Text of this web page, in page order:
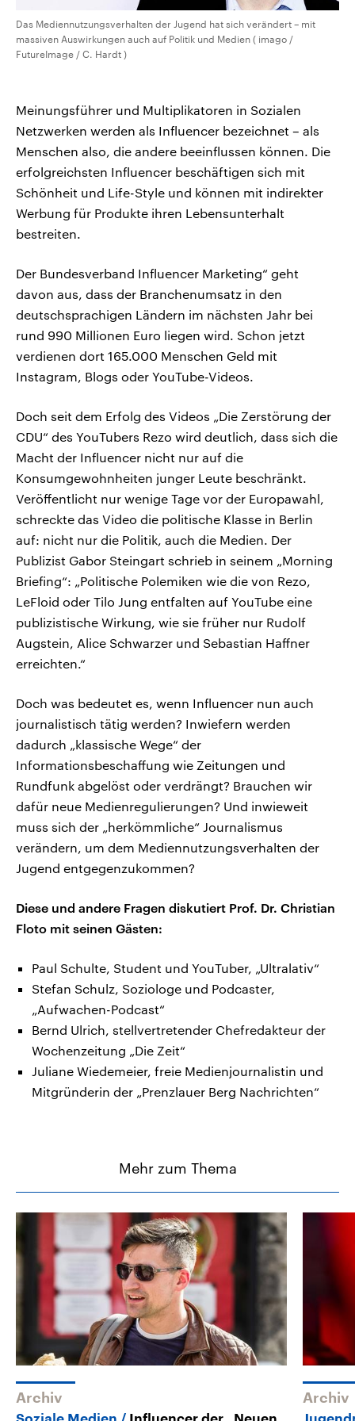
Das Mediennutzungsverhalten der Jugend hat sich verändert – mit
massiven Auswirkungen auch auf Politik und Medien ( imago /
FutureImage / C. Hardt )
Meinungsführer und Multiplikatoren in Sozialen
Netzwerken werden als Influencer bezeichnet – als
Menschen also, die andere beeinflussen können. Die
erfolgreichsten Influencer beschäftigen sich mit
Schönheit und Life-Style und können mit indirekter
Werbung für Produkte ihren Lebensunterhalt
bestreiten.
Der Bundesverband Influencer Marketing“ geht
davon aus, dass der Branchenumsatz in den
deutschsprachigen Ländern im nächsten Jahr bei
rund 990 Millionen Euro liegen wird. Schon jetzt
verdienen dort 165.000 Menschen Geld mit
Instagram, Blogs oder YouTube-Videos.
Doch seit dem Erfolg des Videos „Die Zerstörung der
CDU“ des YouTubers Rezo wird deutlich, dass sich die
Macht der Influencer nicht nur auf die
Konsumgewohnheiten junger Leute beschränkt.
Veröffentlicht nur wenige Tage vor der Europawahl,
schreckte das Video die politische Klasse in Berlin
auf: nicht nur die Politik, auch die Medien. Der
Publizist Gabor Steingart schrieb in seinem „Morning
Briefing“: „Politische Polemiken wie die von Rezo,
LeFloid oder Tilo Jung entfalten auf YouTube eine
publizistische Wirkung, wie sie früher nur Rudolf
Augstein, Alice Schwarzer und Sebastian Haffner
erreichten.“
Doch was bedeutet es, wenn Influencer nun auch
journalistisch tätig werden? Inwiefern werden
dadurch „klassische Wege“ der
Informationsbeschaffung wie Zeitungen und
Rundfunk abgelöst oder verdrängt? Brauchen wir
dafür neue Medienregulierungen? Und inwieweit
muss sich der „herkömmliche“ Journalismus
verändern, um dem Mediennutzungsverhalten der
Jugend entgegenzukommen?
Diese und andere Fragen diskutiert Prof. Dr. Christian
Floto mit seinen Gästen:
Paul Schulte, Student und YouTuber, „Ultralativ“
Stefan Schulz, Soziologe und Podcaster,
„Aufwachen-Podcast“
Bernd Ulrich, stellvertretender Chefredakteur der
Wochenzeitung „Die Zeit“
Juliane Wiedemeier, freie Medienjournalistin und
Mitgründerin der „Prenzlauer Berg Nachrichten“
Mehr zum Thema
Archiv Archiv